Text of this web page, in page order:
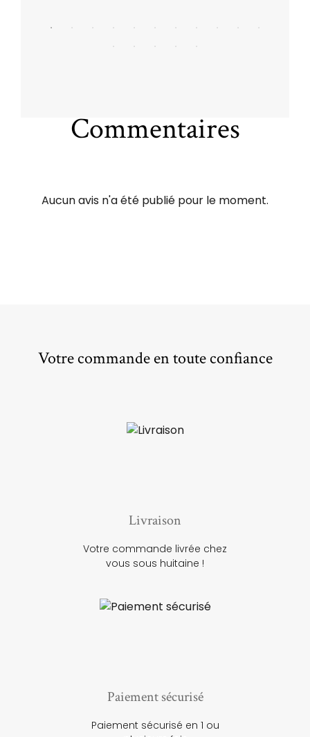
Commentaires
Aucun avis n'a été publié pour le moment.
Votre commande en toute confiance
Livraison
Votre commande livrée chez
vous sous huitaine !
Paiement sécurisé
Paiement sécurisé en 1 ou